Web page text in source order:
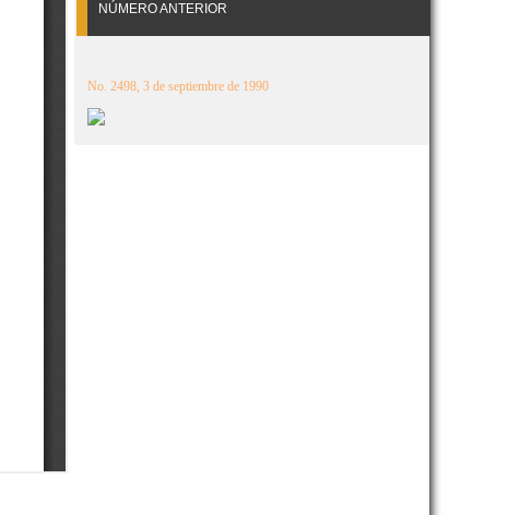
NÚMERO ANTERIOR
No. 2498, 3 de septiembre de 1990